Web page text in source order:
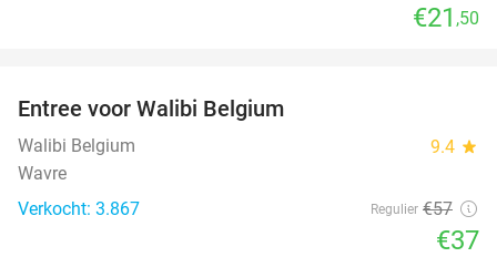
€21 ,50
Entree voor Walibi Belgium
Walibi Belgium 9.4 star
Wavre
Verkocht: 3.867
Regulier €57
€37